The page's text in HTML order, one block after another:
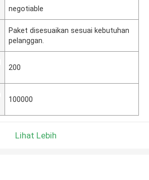
negotiable
Paket disesuaikan sesuai kebutuhan
pelanggan.
200
100000
Lihat Lebih